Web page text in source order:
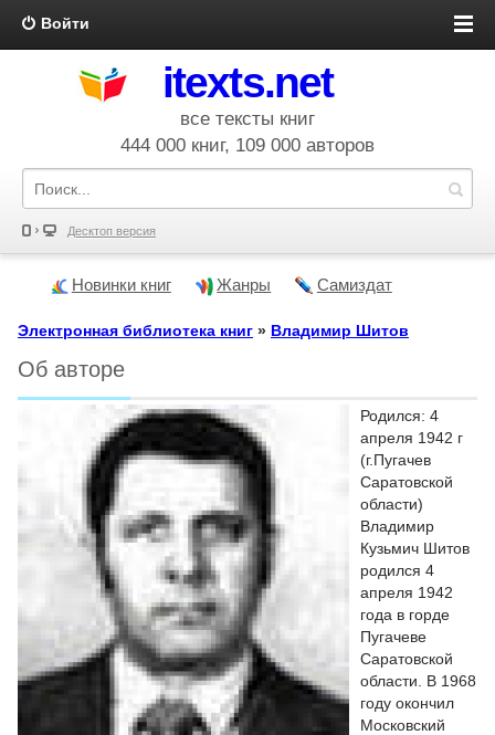
Войти
itexts.net
все тексты книг
444 000 книг, 109 000 авторов
Десктоп версия
Новинки книг Жанры Самиздат
Электронная библиотека книг » Владимир Шитов
Об авторе
Родился: 4
апреля 1942 г
(г.Пугачев
Саратовской
области)
Владимир
Кузьмич Шитов
родился 4
апреля 1942
года в горде
Пугачеве
Саратовской
области. В 1968
году окончил
Московский